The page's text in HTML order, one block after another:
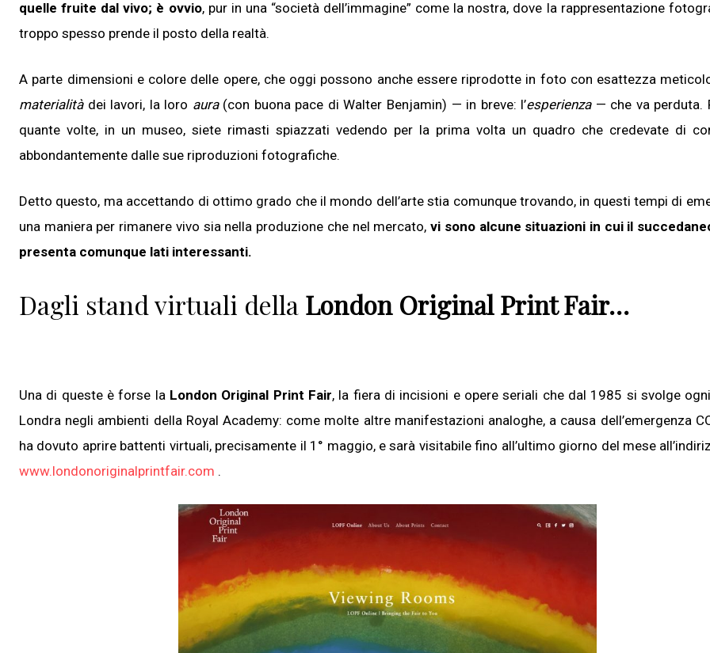
quelle fruite dal vivo; è ovvio, pur in una “società dell’immagine” come la nostra, dove la rappresentazione
troppo spesso prende il posto della realtà.
A parte dimensioni e colore delle opere, che oggi possono anche essere riprodotte in foto con esattezza
materialitàdei lavori, la loro aura(con buona pace di Walter Benjamin) — in breve: l’esperienza— che va perduta.
quante volte, in un museo, siete rimasti spiazzati vedendo per la prima volta un quadro che credevate di
abbondantemente dalle sue riproduzioni fotografiche.
Detto questo, ma accettando di ottimo grado che il mondo dell’arte stia comunque trovando, in questi tempi di
una maniera per rimanere vivo sia nella produzione che nel mercato, vi sono alcune situazioni in cui il
presenta comunque lati interessanti.
Dagli stand virtuali della London Original Print Fair…
Una di queste è forse la London Original Print Fair, la fiera di incisioni e opere seriali che dal 1985 si svolge
Londra negli ambienti della Royal Academy: come molte altre manifestazioni analoghe, a causa dell’emergenza
ha dovuto aprire battenti virtuali, precisamente il 1° maggio, e sarà visitabile fino all’ultimo giorno del mese
www.londonoriginalprintfair.com .